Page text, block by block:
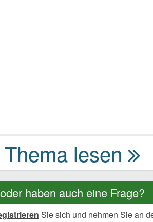
haben auch eine Frage?
Sie sich und nehmen Sie an